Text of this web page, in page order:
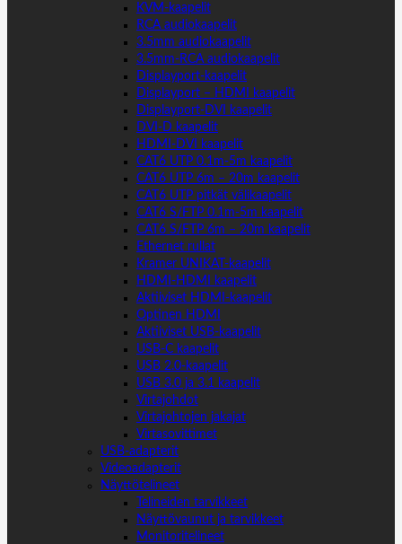
KVM-kaapelit
RCA audiokaapelit
3.5mm audiokaapelit
3.5mm-RCA audiokaapelit
Displayport-kaapelit
Displayport – HDMI kaapelit
Displayport-DVI kaapelit
DVI-D kaapelit
HDMI-DVI kaapelit
CAT6 UTP 0.1m-5m kaapelit
CAT6 UTP 6m – 20m kaapelit
CAT6 UTP pitkät välikaapelit
CAT6 S/FTP 0.1m-5m kaapelit
CAT6 S/FTP 6m – 20m kaapelit
Ethernet rullat
Kramer UNIKAT-kaapelit
HDMI-HDMI kaapelit
Aktiiviset HDMI-kaapelit
Optinen HDMI
Aktiiviset USB-kaapelit
USB-C kaapelit
USB 2.0-kaapelit
USB 3.0 ja 3.1 kaapelit
Virtajohdot
Virtajohtojen jakajat
Virtasovittimet
USB-adapterit
Videoadapterit
Näyttötelineet
Telineiden tarvikkeet
Näyttövaunut ja tarvikkeet
Monitoritelineet